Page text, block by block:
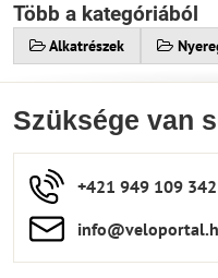
Több a kategóriából
Alkatrészek
Szüksége van
+421 949 109 342